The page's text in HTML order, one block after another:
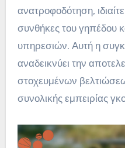
ανατροφοδότηση,
συνθήκες του γηπέδου
υπηρεσιών. Αυτή η
αναδεικνύει την
στοχευμένων
συνολικής εμπειρίας